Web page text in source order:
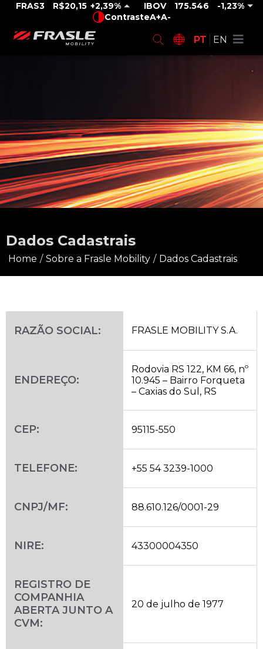
FRAS3 R$20,15 2,39% IBOV 175.546
-1,23%
ContrasteA+A-
PT EN
Dados Cadastrais
Home / Sobre a Frasle Mobility / Dados Cadastrais
RAZÃO SOCIAL: FRASLE MOBILITY S.A.
ENDEREÇO:
Rodovia RS 122, KM 66, nº
10.945 – Bairro Forqueta
– Caxias do Sul, RS
CEP: 95115-550
TELEFONE: +55 54 3239-1000
CNPJ/MF: 88.610.126/0001-29
NIRE: 43300004350
REGISTRO DE
COMPANHIA
ABERTA JUNTO A
CVM:
20 de julho de 1977